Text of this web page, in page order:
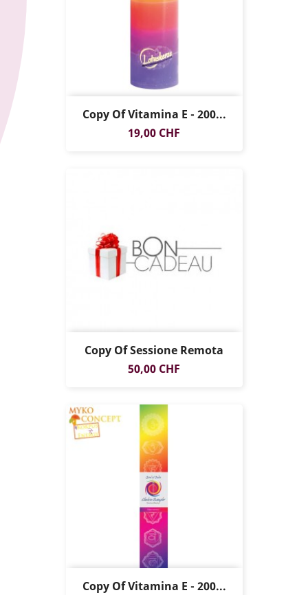
Copy Of Vitamina E - 200...
Prezzo
19,00 CHF
Copy Of Sessione Remota
Prezzo
50,00 CHF
Copy Of Vitamina E - 200...